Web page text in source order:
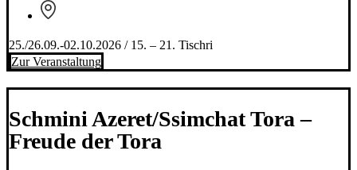
25./26.09.-02.10.2026 / 15. – 21. Tischri
Zur Veranstaltung
Schmini Azeret/Ssimchat Tora –
Freude der Tora